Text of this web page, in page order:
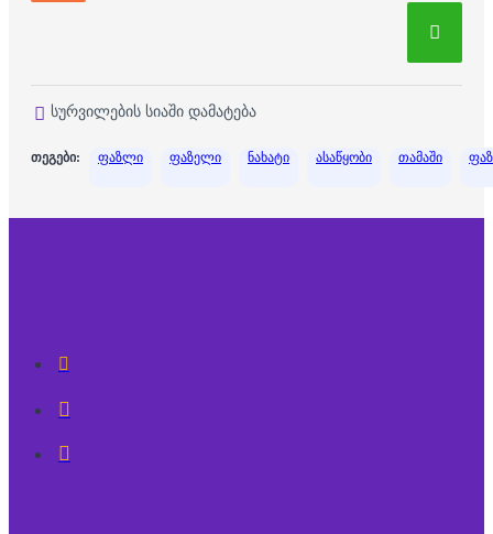
სურვილების სიაში დამატება
თეგები: ფაზლი ფაზელი ნახატი ასაწყობი თამაში